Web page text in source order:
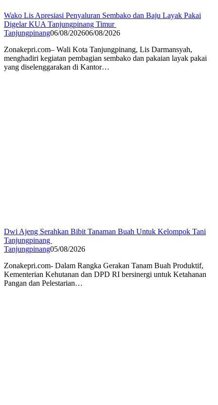
Wako Lis Apresiasi Penyaluran Sembako dan Baju Layak Pakai
Digelar KUA Tanjungpinang Timur
Tanjungpinang06/08/202606/08/2026
Zonakepri.com– Wali Kota Tanjungpinang, Lis Darmansyah,
menghadiri kegiatan pembagian sembako dan pakaian layak pakai
yang diselenggarakan di Kantor…
Dwi Ajeng Serahkan Bibit Tanaman Buah Untuk Kelompok Tani
Tanjungpinang
Tanjungpinang05/08/2026
Zonakepri.com- Dalam Rangka Gerakan Tanam Buah Produktif,
Kementerian Kehutanan dan DPD RI bersinergi untuk Ketahanan
Pangan dan Pelestarian…